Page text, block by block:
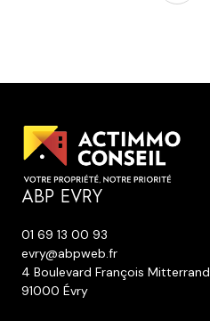
ABP EVRY
01 69 13 00 93
evry@abpweb.fr
4 Boulevard François Mitterrand
91000 Évry